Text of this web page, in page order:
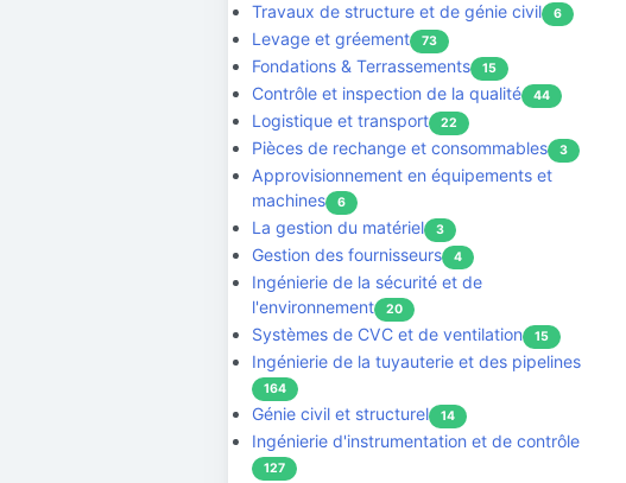
Travaux de structure et de génie civil 6
Levage et gréement 73
Fondations & Terrassements 15
Contrôle et inspection de la qualité 44
Logistique et transport 22
Pièces de rechange et consommables 3
Approvisionnement en équipements et
machines
6
La gestion du matériel 3
Gestion des fournisseurs 4
Ingénierie de la sécurité et de
l'environnement
20
Systèmes de CVC et de ventilation 15
Ingénierie de la tuyauterie et des pipelines
164
Génie civil et structurel 14
Ingénierie d'instrumentation et de contrôle
127